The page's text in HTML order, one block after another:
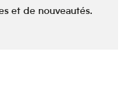
et de nouveautés.